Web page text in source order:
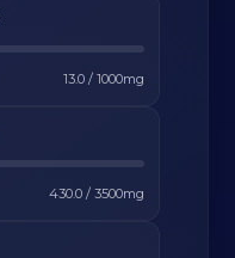
13.0/ 1000mg
430.0/ 3500mg